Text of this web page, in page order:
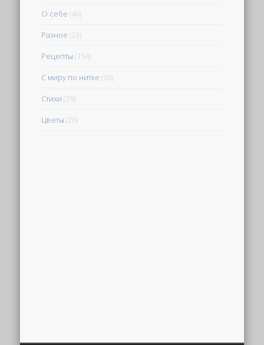
О себе (46)
Разное (23)
Рецепты (154)
С миру по нитке (98)
Стихи (39)
Цветы (26)